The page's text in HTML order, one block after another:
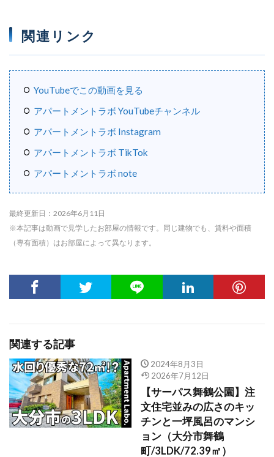
関連リンク
YouTubeでこの動画を見る
アパートメントラボ YouTubeチャンネル
アパートメントラボ Instagram
アパートメントラボ TikTok
アパートメントラボ note
最終更新日：2026年6月11日
※本記事は動画で見学したお部屋の情報です。同じ建物でも、賃料や面積
（専有面積）はお部屋によって異なります。
関連する記事
2024年8月3日
2026年7月12日
【サーパス舞鶴公園】注
文住宅並みの広さのキッ
チンと一坪風呂のマンシ
ョン（大分市舞鶴
町/3LDK/72.39㎡）